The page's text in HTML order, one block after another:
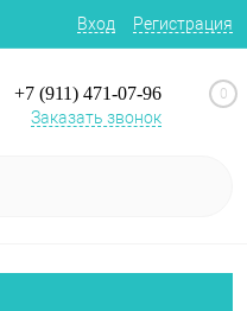
Вход Регистрация
+7 (911) 471-07-96
Заказать звонок
0